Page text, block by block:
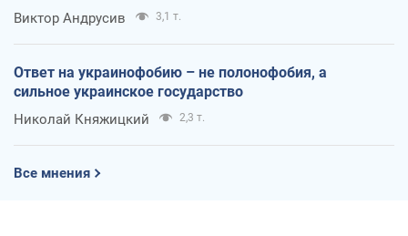
Виктор Андрусив 3,1 т.
Ответ на украинофобию – не полонофобия, а
сильное украинское государство
Николай Княжицкий 2,3 т.
Все мнения